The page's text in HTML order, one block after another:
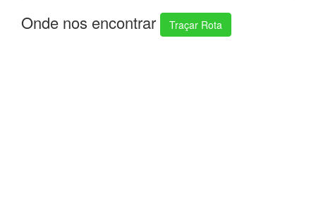
Onde nos encontrar Traçar Rota